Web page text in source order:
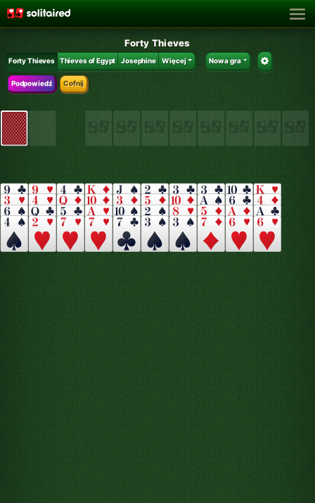
Forty Thieves
Forty Thieves Thieves of Egypt Josephine Więcej Nowa gra
Podpowiedź Cofnij